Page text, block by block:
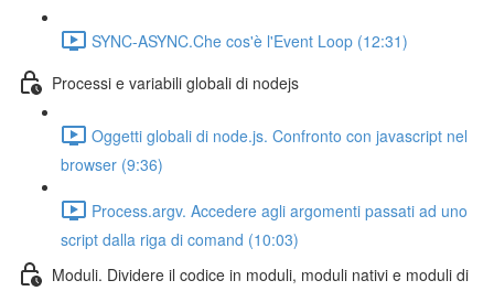
SYNC-ASYNC.Che cos'è l'Event Loop (12:31)
Processi e variabili globali di nodejs
Oggetti globali di node.js. Confronto con javascript nel
browser (9:36)
Process.argv. Accedere agli argomenti passati ad uno
script dalla riga di comand (10:03)
Moduli. Dividere il codice in moduli, moduli nativi e moduli di